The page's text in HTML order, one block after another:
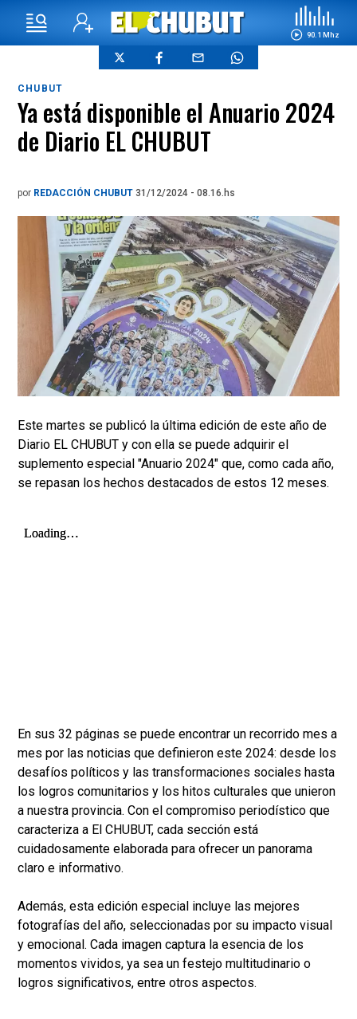
90.1 Mhz
CHUBUT
Ya está disponible el Anuario 2024
de Diario EL CHUBUT
por REDACCIÓN CHUBUT 31/12/2024 - 08.16.hs
Este martes se publicó la última edición de este año de
Diario EL CHUBUT y con ella se puede adquirir el
suplemento especial "Anuario 2024" que, como cada año,
se repasan los hechos destacados de estos 12 meses.
En sus 32 páginas se puede encontrar un recorrido mes a
mes por las noticias que definieron este 2024: desde los
desafíos políticos y las transformaciones sociales hasta
los logros comunitarios y los hitos culturales que unieron
a nuestra provincia. Con el compromiso periodístico que
caracteriza a El CHUBUT, cada sección está
cuidadosamente elaborada para ofrecer un panorama
claro e informativo.
Además, esta edición especial incluye las mejores
fotografías del año, seleccionadas por su impacto visual
y emocional. Cada imagen captura la esencia de los
momentos vividos, ya sea un festejo multitudinario o
logros significativos, entre otros aspectos.